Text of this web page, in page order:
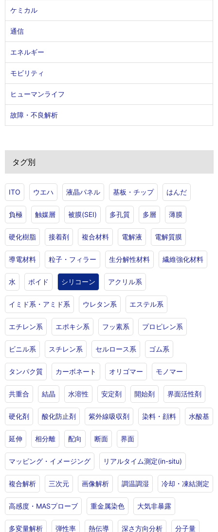
ケミカル
通信
エネルギー
モビリティ
ヒューマンライフ
故障・不良解析
タグ別
ITO ウエハ 液晶パネル 基板・チップ はんだ
負極 触媒層 被膜(SEI) 多孔質 多層 薄膜
硬化樹脂 接着剤 複合材料 電解液 電解質膜
導電材料 粒子・フィラー 生分解性材料 繊維強化材料
水 ボイド シリコーン アクリル系
イミド系・アミド系 ウレタン系 エステル系
エチレン系 エポキシ系 フッ素系 プロピレン系
ビニル系 スチレン系 セルロース系 ゴム系
タンパク質 カーボネート オリゴマー モノマー
共重合 結晶 水溶性 安定剤 開始剤 界面活性剤
硬化剤 酸化防止剤 紫外線吸収剤 染料・顔料 水酸基
延伸 相分離 配向 断面 界面
マッピング・イメージング リアルタイム測定(in-situ)
複合解析 三次元 画像解析 調温調湿 冷却・凍結測定
高感度・MASプローブ 重金属染色 大気非暴露
多変量解析 弾性率 熱伝導 深さ方向分析 分子量